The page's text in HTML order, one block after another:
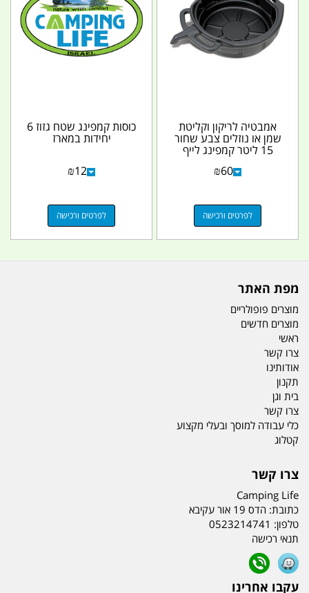
אמבטיה לריקון וקליטת
שמן או נוזלים צבע שחור
15 ליטר קמפינג לייף
₪60
לפרטים ורכישה
כוסות קמפינג שטח גזוז 6
יחידות במארז
₪12
לפרטים ורכישה
מפת האתר
מוצרים פופולריים
מוצרים חדשים
ראשי
צרו קשר
אודותינו
תקנון
בית וגן
צרו קשר
כלי עבודה למוסך ובעלי מקצוע
קטלוג
צרו קשר
Camping Life
כתובת: הדס 19 אור עקיבא
טלפון: 0523214741
תנאי רכישה
עקבו אחרינו